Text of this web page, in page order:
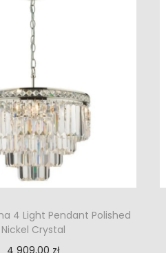
4 Light Pendant Polished
Nickel Crystal
4 909,00 zł